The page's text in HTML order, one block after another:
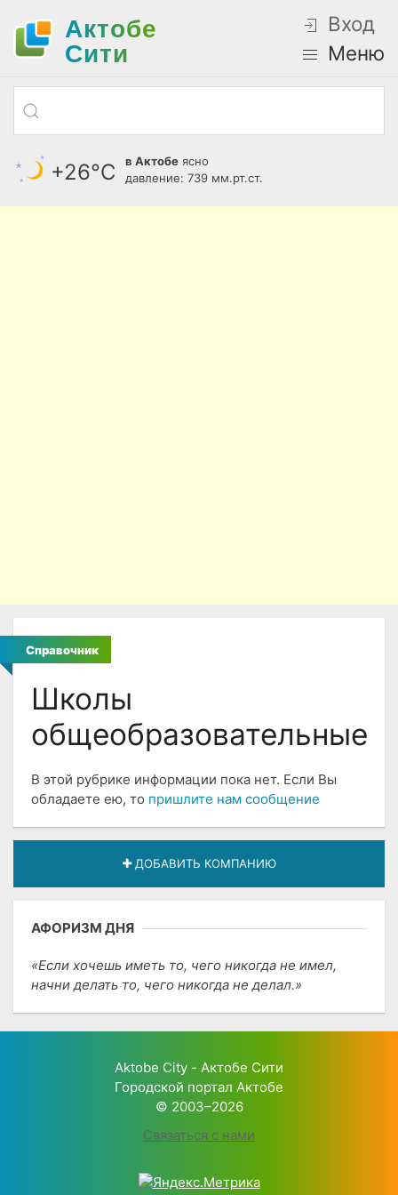
Актобе
Cити
Вход
Меню
+26°С в Актобе ясно
давление: 739 мм.рт.ст.
Справочник
Школы
общеобразовательные
В этой рубрике информации пока нет. Если Вы
обладаете ею, то пришлите нам сообщение
ДОБАВИТЬ КОМПАНИЮ
АФОРИЗМ ДНЯ
Если хочешь иметь то, чего никогда не имел,
начни делать то, чего никогда не делал.
Aktobe City - Актобе Сити
Городской портал Актобе
© 2003–2026
Связаться с нами